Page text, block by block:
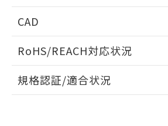
CAD
ドすることができます。
ログイン/会員登録
RoHS/REACH対応状況
EU RoHS 注意事項・凡例
規格認証/適合状況